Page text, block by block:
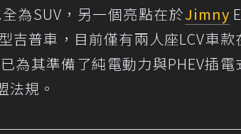
為SUV，另一個亮點在於Jimny
吉普車，目前僅有兩人座LCV車款
為其準備了純電動力與PHEV插電
法規。